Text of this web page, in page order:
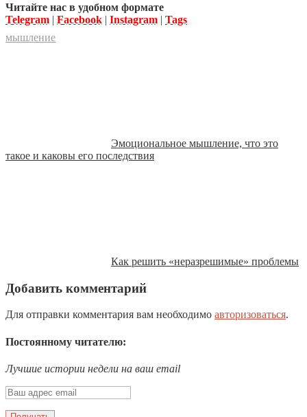
Читайте нас в удобном формате
Telegram | Facebook | Instagram | Tags
мышление
Эмоциональное мышление, что это
такое и каковы его последствия
Как решить «неразрешимые» проблемы
Добавить комментарий
Для отправки комментария вам необходимо авторизоваться.
Постоянному читателю:
Лучшие истории недели на ваш email